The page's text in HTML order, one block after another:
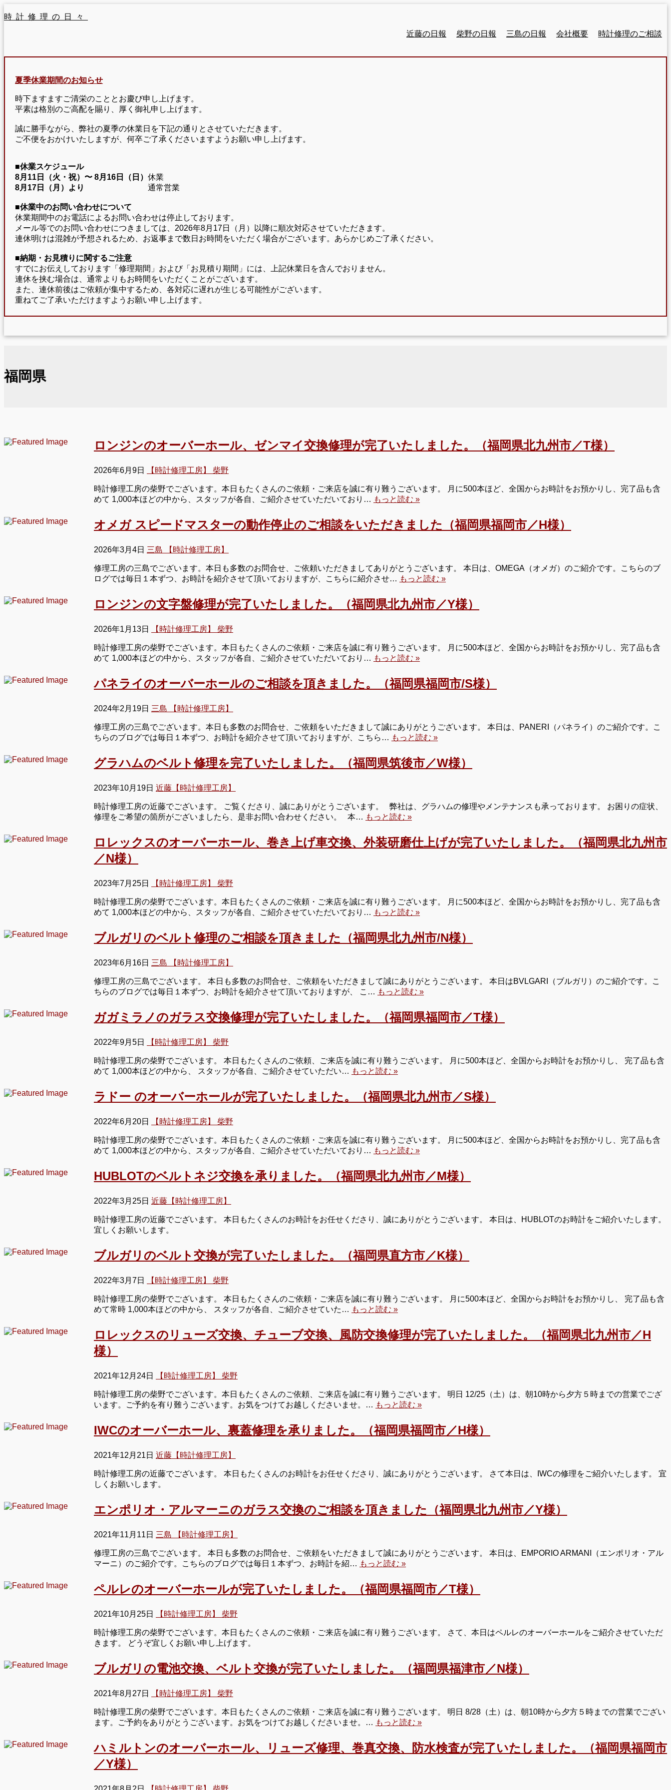
時計修理の日々
近藤の日報
柴野の日報 三島の日報 会社概要 時計修理のご相談
夏季休業期間のお知らせ
時下ますますご清栄のこととお慶び申し上げます。
平素は格別のご高配を賜り、厚く御礼申し上げます。
誠に勝手ながら、弊社の夏季の休業日を下記の通りとさせていただきます。
ご不便をおかけいたしますが、何卒ご了承くださいますようお願い申し上げます。
■休業スケジュール
8月11日（火・祝）〜 8月16日（日） 休業
8月17日（月）より
通常営業
■休業中のお問い合わせについて
休業期間中のお電話によるお問い合わせは停止しております。
メール等でのお問い合わせにつきましては、2026年8月17日（月）以降に順次対応させていただきます。
連休明けは混雑が予想されるため、お返事まで数日お時間をいただく場合がございます。あらかじめご了承ください。
■納期・お見積りに関するご注意
すでにお伝えしております「修理期間」および「お見積り期間」には、上記休業日を含んでおりません。
連休を挟む場合は、通常よりもお時間をいただくことがございます。
また、連休前後はご依頼が集中するため、各対応に遅れが生じる可能性がございます。
重ねてご了承いただけますようお願い申し上げます。
福岡県
ロンジンのオーバーホール、ゼンマイ交換修理が完了いたしました。（福岡県北九州市／T様）
2026年6月9日 【時計修理工房】 柴野
時計修理工房の柴野でございます。本日もたくさんのご依頼・ご来店を誠に有り難うございます。 月に500本ほど、全国からお時計をお預かりし、完了品も含
めて 1,000本ほどの中から、スタッフが各自、ご紹介させていただいており… もっと読む »
オメガ スピードマスターの動作停止のご相談をいただきました（福岡県福岡市／H様）
2026年3月4日 三島 【時計修理工房】
修理工房の三島でございます。本日も多数のお問合せ、ご依頼いただきましてありがとうございます。 本日は、OMEGA（オメガ）のご紹介です。こちらのブ
ログでは毎日１本ずつ、お時計を紹介させて頂いておりますが、こちらに紹介させ… もっと読む »
ロンジンの文字盤修理が完了いたしました。（福岡県北九州市／Y様）
2026年1月13日 【時計修理工房】 柴野
時計修理工房の柴野でございます。本日もたくさんのご依頼・ご来店を誠に有り難うございます。 月に500本ほど、全国からお時計をお預かりし、完了品も含
めて 1,000本ほどの中から、スタッフが各自、ご紹介させていただいており… もっと読む »
パネライのオーバーホールのご相談を頂きました。（福岡県福岡市/S様）
2024年2月19日 三島 【時計修理工房】
修理工房の三島でございます。本日も多数のお問合せ、ご依頼をいただきまして誠にありがとうございます。 本日は、PANERI（パネライ）のご紹介です。こ
ちらのブログでは毎日１本ずつ、お時計を紹介させて頂いておりますが、こちら… もっと読む »
グラハムのベルト修理を完了いたしました。（福岡県筑後市／W様）
2023年10月19日 近藤【時計修理工房】
時計修理工房の近藤でございます。 ご覧くださり、誠にありがとうございます。 弊社は、グラハムの修理やメンテナンスも承っております。 お困りの症状、
修理をご希望の箇所がございましたら、是非お問い合わせください。 本… もっと読む »
ロレックスのオーバーホール、巻き上げ車交換、外装研磨仕上げが完了いたしました。（福岡県北九州市
／N様）
2023年7月25日 【時計修理工房】 柴野
時計修理工房の柴野でございます。本日もたくさんのご依頼・ご来店を誠に有り難うございます。 月に500本ほど、全国からお時計をお預かりし、完了品も含
めて 1,000本ほどの中から、スタッフが各自、ご紹介させていただいており… もっと読む »
ブルガリのベルト修理のご相談を頂きました（福岡県北九州市/N様）
2023年6月16日 三島 【時計修理工房】
修理工房の三島でございます。 本日も多数のお問合せ、ご依頼をいただきまして誠にありがとうございます。 本日はBVLGARI（ブルガリ）のご紹介です。こ
ちらのブログでは毎日１本ずつ、お時計を紹介させて頂いておりますが、 こ… もっと読む »
ガガミラノのガラス交換修理が完了いたしました。（福岡県福岡市／T様）
2022年9月5日 【時計修理工房】 柴野
時計修理工房の柴野でございます。 本日もたくさんのご依頼、ご来店を誠に有り難うございます。 月に500本ほど、全国からお時計をお預かりし、 完了品も含
めて 1,000本ほどの中から、 スタッフが各自、ご紹介させていただい… もっと読む »
ラドー のオーバーホールが完了いたしました。（福岡県北九州市／S様）
2022年6月20日 【時計修理工房】 柴野
時計修理工房の柴野でございます。本日もたくさんのご依頼・ご来店を誠に有り難うございます。 月に500本ほど、全国からお時計をお預かりし、完了品も含
めて 1,000本ほどの中から、スタッフが各自、ご紹介させていただいており… もっと読む »
HUBLOTのベルトネジ交換を承りました。（福岡県北九州市／M様）
2022年3月25日 近藤【時計修理工房】
時計修理工房の近藤でございます。 本日もたくさんのお時計をお任せくださり、誠にありがとうございます。 本日は、HUBLOTのお時計をご紹介いたします。
宜しくお願いします。
ブルガリのベルト交換が完了いたしました。（福岡県直方市／K様）
2022年3月7日 【時計修理工房】 柴野
時計修理工房の柴野でございます。 本日もたくさんのご依頼・ご来店を誠に有り難うございます。 月に500本ほど、全国からお時計をお預かりし、 完了品も含
めて常時 1,000本ほどの中から、 スタッフが各自、ご紹介させていた… もっと読む »
ロレックスのリューズ交換、チューブ交換、風防交換修理が完了いたしました。（福岡県北九州市／H
様）
2021年12月24日 【時計修理工房】 柴野
時計修理工房の柴野でございます。本日もたくさんのご依頼、ご来店を誠に有り難うございます。 明日 12/25（土）は、朝10時から夕方５時までの営業でござ
います。ご予約を有り難うございます。お気をつけてお越しくださいませ。… もっと読む »
IWCのオーバーホール、裏蓋修理を承りました。（福岡県福岡市／H様）
2021年12月21日 近藤【時計修理工房】
時計修理工房の近藤でございます。 本日もたくさんのお時計をお任せくださり、誠にありがとうございます。 さて本日は、IWCの修理をご紹介いたします。 宜
しくお願いします。
エンポリオ・アルマーニのガラス交換のご相談を頂きました（福岡県北九州市／Y様）
2021年11月11日 三島 【時計修理工房】
修理工房の三島でございます。 本日も多数のお問合せ、ご依頼をいただきまして誠にありがとうございます。 本日は、EMPORIO ARMANI（エンポリオ・アル
マーニ）のご紹介です。こちらのブログでは毎日１本ずつ、お時計を紹… もっと読む »
ペルレのオーバーホールが完了いたしました。（福岡県福岡市／T様）
2021年10月25日 【時計修理工房】 柴野
時計修理工房の柴野でございます。本日もたくさんのご依頼・ご来店を誠に有り難うございます。 さて、本日はペルレのオーバーホールをご紹介させていただ
きます。 どうぞ宜しくお願い申し上げます。
ブルガリの電池交換、ベルト交換が完了いたしました。（福岡県福津市／N様）
2021年8月27日 【時計修理工房】 柴野
時計修理工房の柴野でございます。本日もたくさんのご依頼・ご来店を誠に有り難うございます。 明日 8/28（土）は、朝10時から夕方５時までの営業でござい
ます。ご予約をありがとうございます。お気をつけてお越しくださいませ。… もっと読む »
ハミルトンのオーバーホール、リューズ修理、巻真交換、防水検査が完了いたしました。（福岡県福岡市
／Y様）